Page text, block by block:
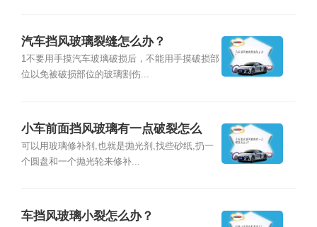
汽车挡风玻璃裂缝怎么办？
1不要用手摸汽车玻璃破损后，不能用手摸破损部
位以免被破损部位的玻璃割伤...
小车前面挡风玻璃有一点破裂怎么
办？
可以用玻璃修补剂,也就是抛光剂,找些砂纸,扔一
个圆盘和一个抛光轮来修补...
车挡风玻璃小裂怎么办？